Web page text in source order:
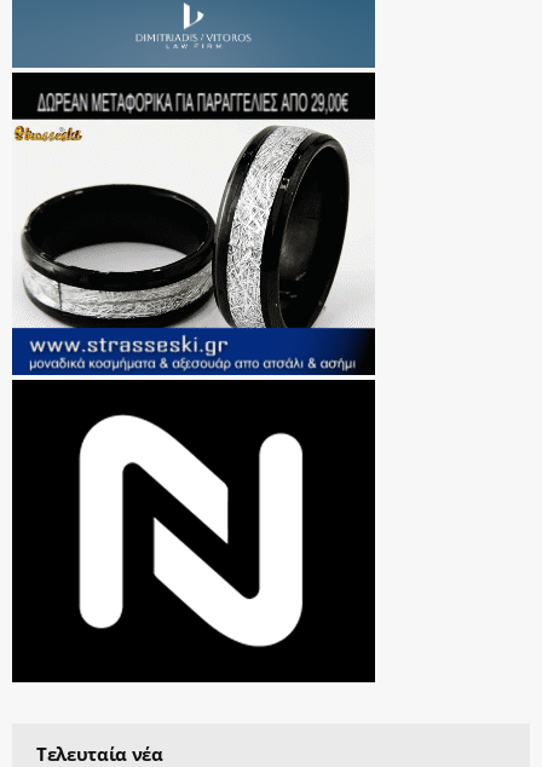
Τελευταία νέα